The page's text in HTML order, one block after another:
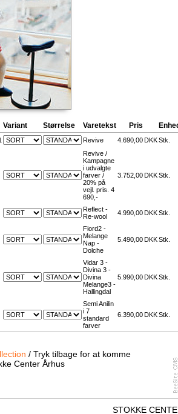
Variant Størrelse Varetekst Pris
Revive 4.690,00DKKStk.
Revive /
Kampagne
i udvalgte
farver /
20% på
vejl. pris. 4
690,-
3.752,00DKKStk.
Reflect -
Re-wool
4.990,00DKKStk.
Fiord2 -
Melange
Nap -
Dolche
5.490,00DKKStk.
Vidar 3 -
Divina 3 -
Divina
Melange3 -
Hallingdal
5.990,00DKKStk.
Semi Anilin
i 7
standard
farver
6.390,00DKKStk.
/ Tryk tilbage for at komme
Center Århus
STOKKE